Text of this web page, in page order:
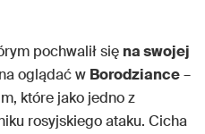
pochwalił się na swojej
oglądać w Borodziance–
które jako jedno z
rosyjskiego ataku. Cicha